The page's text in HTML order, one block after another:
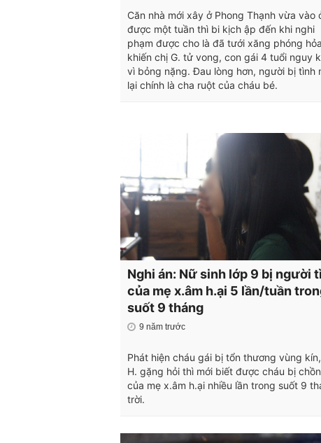
Căn nhà mới xây ở Phong Thạnh vừa vào
được một tuần thì bi kịch ập đến khi nghi
phạm được cho là đã tưới xăng phóng
khiến chị G. tử vong, con gái 4 tuổi nguy
vì bỏng nặng. Đau lòng hơn, người bị tình
lại chính là cha ruột của cháu bé.
Nghi án: Nữ sinh lớp 9 bị người
của mẹ x.âm h.ại 5 lần/tuần
suốt 9 tháng
9 năm trước
Phát hiện cháu gái bị tổn thương vùng
H. gặng hỏi thì mới biết được cháu bị
của mẹ x.âm h.ại nhiều lần trong suốt 9
trời.